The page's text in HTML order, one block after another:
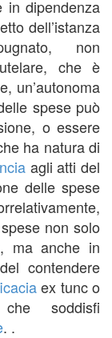
dipendenza
dell’istanza
non
che è
un’autonoma
spese può
o essere
ha natura di
agli atti del
delle spese
non solo
, ma anche in
contendere
ex tunc o
soddisfi
. .